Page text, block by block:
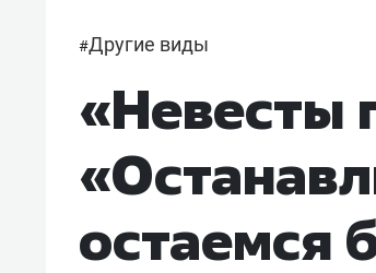
#Другие виды
«Невесты
остаемся